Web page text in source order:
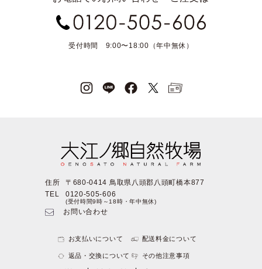
受付時間 9:00〜18:00（年中無休）
住所
〒680-0414 鳥取県八頭郡八頭町橋本877
TEL
0120-505-606
(受付時間9時～18時・年中無休)
お問い合わせ
お支払いについて 配送料金について
返品・交換について その他注意事項